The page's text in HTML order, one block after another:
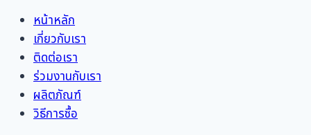
Skip
content
หน้าหลัก
เกี่ยวกับเรา
ติดต่อเรา
ร่วมงานกับเรา
ผลิตภัณฑ์
วิธีการซื้อ